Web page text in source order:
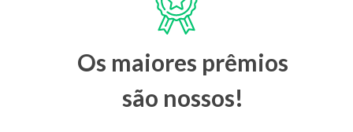
Os maiores prêmios
são nossos!